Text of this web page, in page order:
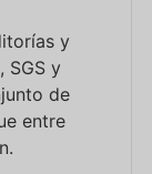
y
SGS y
de
entre